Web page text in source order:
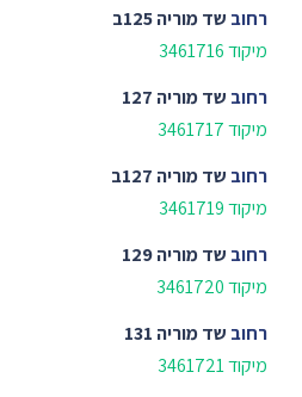
רחוב שד מוריה 125ב
מיקוד 3461716
רחוב שד מוריה 127
מיקוד 3461717
רחוב שד מוריה 127ב
מיקוד 3461719
רחוב שד מוריה 129
מיקוד 3461720
רחוב שד מוריה 131
מיקוד 3461721